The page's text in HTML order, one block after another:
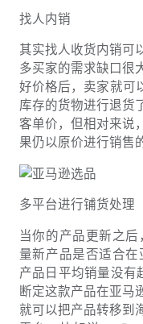
找人内销
其实找人收货内销可
多买家的需求缺口很
好价格后，卖家就可
库存的货物进行退货
客单价，但相对来说
果仍以原价进行销售
多平台进行铺货处理
当你的产品更新之
量新产品是否适合
产品日平均销量没有
断定这款产品在亚马
就可以把产品转移到